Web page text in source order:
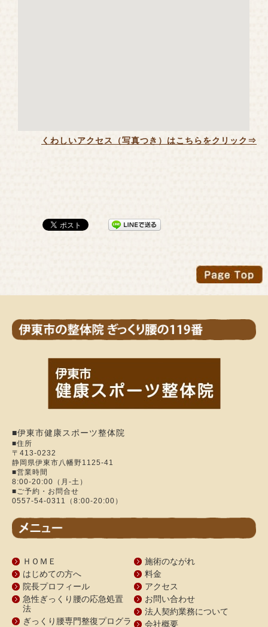
くわしいアクセス（写真つき）はこちらをクリック⇒
■伊東市健康スポーツ整体院
■住所
〒413-0232
静岡県伊東市八幡野1125-41
■営業時間
8:00-20:00（月-土）
■ご予約・お問合せ
0557-54-0311（8:00-20:00）
ＨＯＭＥ
はじめての方へ
院長プロフィール
急性ぎっくり腰の応急処置
法
ぎっくり腰専門整復プログラ
施術のながれ
料金
アクセス
お問い合わせ
法人契約業務について
会社概要